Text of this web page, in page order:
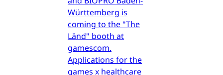
Württemberg is
coming to the "The
Länd" booth at
gamescom.
Applications for the
games x healthcare